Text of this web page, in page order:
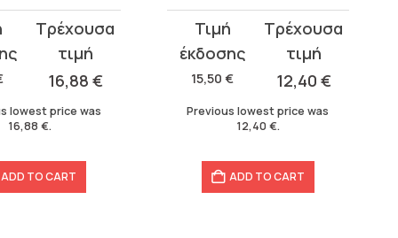
16,88 €
lowest price was
16,88€.
ADD TO CART
15,50€
Original
price
was:
15,50 €.
12,40 €
Current
price
12,40 €.
Previous lowest price was
12,40 €.
ADD TO CART